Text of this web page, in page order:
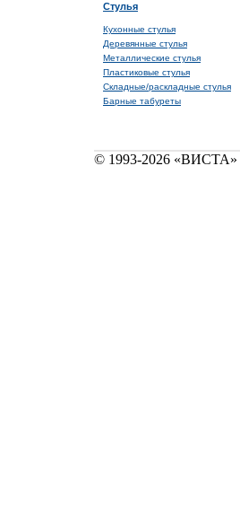
Стулья
Кухонные стулья
Деревянные стулья
Металлические стулья
Пластиковые стулья
Складные/раскладные стулья
Барные табуреты
© 1993-2026 «ВИСТА»